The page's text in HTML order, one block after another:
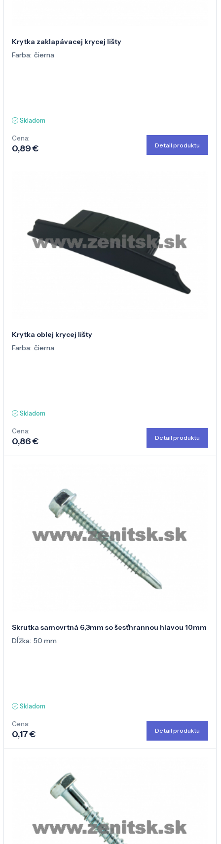
Krytka zaklapávacej krycej lišty
Farba: čierna
Skladom
Cena:
0,89 € Detail produktu
Krytka oblej krycej lišty
Farba: čierna
Skladom
Cena:
0,86 € Detail produktu
Skrutka samovrtná 6,3mm so šesťhrannou hlavou 10mm
Dĺžka: 50 mm
Skladom
Cena:
0,17 € Detail produktu